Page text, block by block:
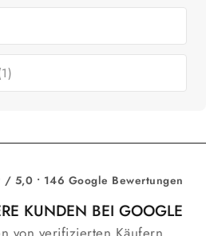
/ 5,0 • 146 Google Bewertungen
KUNDEN BEI GOOGLE